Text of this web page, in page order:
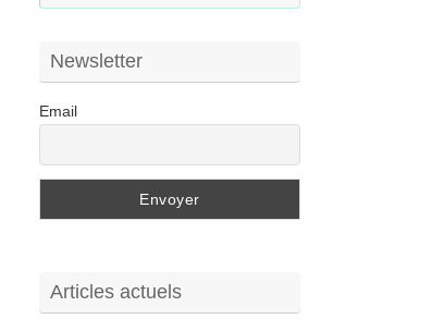
Newsletter
Email
Articles actuels